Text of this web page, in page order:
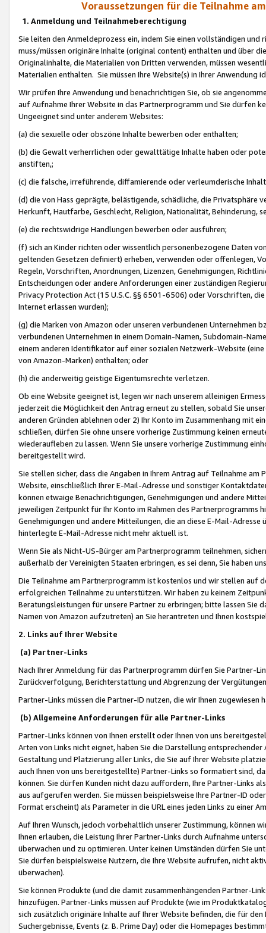
Voraussetzungen für die Teilnahme
1. Anmeldung und Teilnahmeberechtigung
Sie leiten den Anmeldeprozess ein, indem Sie einen vollständigen
muss/müssen originäre Inhalte (original content) enthalten und über
Originalinhalte, die Materialien von Dritten verwenden, müssen
Materialien enthalten. Sie müssen Ihre Website(s) in Ihrer Anwendung
Wir prüfen Ihre Anwendung und benachrichtigen Sie, ob sie
auf Aufnahme Ihrer Website in das Partnerprogramm und Sie dürfen
Ungeeignet sind unter anderem Websites:
(a) die sexuelle oder obszöne Inhalte bewerben oder enthalten;
(b) die Gewalt verherrlichen oder gewalttätige Inhalte haben oder
anstiften,;
(c) die falsche, irreführende, diffamierende oder verleumderische
(d) die von Hass geprägte, belästigende, schädliche, die Privatsphäre
Herkunft, Hautfarbe, Geschlecht, Religion, Nationalität, Behinderung,
(e) die rechtswidrige Handlungen bewerben oder ausführen;
(f) sich an Kinder richten oder wissentlich personenbezogene Daten
geltenden Gesetzen definiert) erheben, verwenden oder offenlegen,
Regeln, Vorschriften, Anordnungen, Lizenzen, Genehmigungen,
Entscheidungen oder andere Anforderungen einer zuständigen
Privacy Protection Act (15 U.S.C. §§ 6501-6506) oder Vorschriften,
Internet erlassen wurden);
(g) die Marken von Amazon oder unseren verbundenen Unternehmen
verbundenen Unternehmen in einem Domain-Namen, Subdomain-
einem anderen Identifikator auf einer sozialen Netzwerk-Website
von Amazon-Marken) enthalten; oder
(h) die anderweitig geistige Eigentumsrechte verletzen.
Ob eine Website geeignet ist, legen wir nach unserem alleinigen
jederzeit die Möglichkeit den Antrag erneut zu stellen, sobald Sie
anderen Gründen ablehnen oder 2) Ihr Konto im Zusammenhang mit
schließen, dürfen Sie ohne unsere vorherige Zustimmung keinen
wiederaufleben zu lassen. Wenn Sie unsere vorherige Zustimmung
bereitgestellt wird.
Sie stellen sicher, dass die Angaben in Ihrem Antrag auf Teilnahme
Website, einschließlich Ihrer E-Mail-Adresse und sonstiger
können etwaige Benachrichtigungen, Genehmigungen und andere
jeweiligen Zeitpunkt für Ihr Konto im Rahmen des Partnerprogramms
Genehmigungen und andere Mitteilungen, die an diese E-Mail-
hinterlegte E-Mail-Adresse nicht mehr aktuell ist.
Wenn Sie als Nicht-US-Bürger am Partnerprogramm teilnehmen,
außerhalb der Vereinigten Staaten erbringen, es sei denn, Sie haben
Die Teilnahme am Partnerprogramm ist kostenlos und wir stellen auf
erfolgreichen Teilnahme zu unterstützen. Wir haben zu keinem
Beratungsleistungen für unsere Partner zu erbringen; bitte lassen Sie
Namen von Amazon aufzutreten) an Sie herantreten und Ihnen
2. Links auf Ihrer Website
(a) Partner-Links
Nach Ihrer Anmeldung für das Partnerprogramm dürfen Sie Partner-
Zurückverfolgung, Berichterstattung und Abgrenzung der
Partner-Links müssen die Partner-ID nutzen, die wir Ihnen zugewiesen
(b) Allgemeine Anforderungen für alle Partner-Links
Partner-Links können von Ihnen erstellt oder Ihnen von uns
Arten von Links nicht eignet, haben Sie die Darstellung
Gestaltung und Platzierung aller Links, die Sie auf Ihrer Website
auch Ihnen von uns bereitgestellte) Partner-Links so formatiert sind,
können. Sie dürfen Kunden nicht dazu auffordern, Ihre Partner-Links
aus aufgerufen werden. Sie müssen beispielsweise Ihre Partner-ID
Format erscheint) als Parameter in die URL eines jeden Links zu einer
Auf Ihren Wunsch, jedoch vorbehaltlich unserer Zustimmung, können
Ihnen erlauben, die Leistung Ihrer Partner-Links durch Aufnahme
überwachen und zu optimieren. Unter keinen Umständen dürfen Sie
Sie dürfen beispielsweise Nutzern, die Ihre Website aufrufen, nicht
überwachen).
Sie können Produkte (und die damit zusammenhängenden Partner-
hinzufügen. Partner-Links müssen auf Produkte (wie im
sich zusätzlich originäre Inhalte auf Ihrer Website befinden, die für
Suchergebnisse, Events (z. B. Prime Day) oder die Homepages